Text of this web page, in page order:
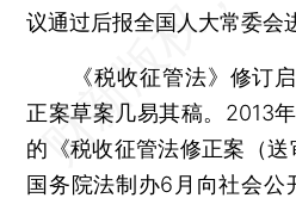
议通过后报全国人大常委会
《税收征管法》修订启
正案草案几易其稿。2013
的《税收征管法修正案（送
国务院法制办6月向社会公